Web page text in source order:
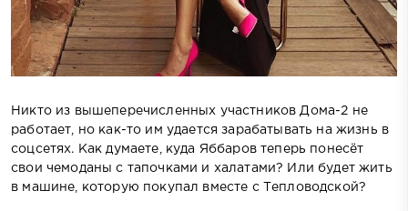
Никто из вышеперечисленных участников Дома-2 не
работает, но как-то им удается зарабатывать на жизнь в
соцсетях. Как думаете, куда Яббаров теперь понесёт
свои чемоданы с тапочками и халатами? Или будет жить
в машине, которую покупал вместе с Тепловодской?